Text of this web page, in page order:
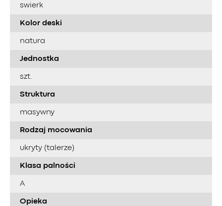
swierk
Kolor deski
natura
Jednostka
szt.
Struktura
masywny
Rodzaj mocowania
ukryty (talerze)
Klasa palności
A
Opieka